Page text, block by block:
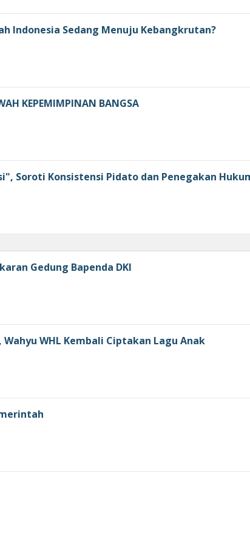
Indonesia Sedang Menuju Kebangkrutan?
KEPEMIMPINAN BANGSA
Soroti Konsistensi Pidato dan Penegakan
Gedung Bapenda DKI
WHL Kembali Ciptakan Lagu Anak